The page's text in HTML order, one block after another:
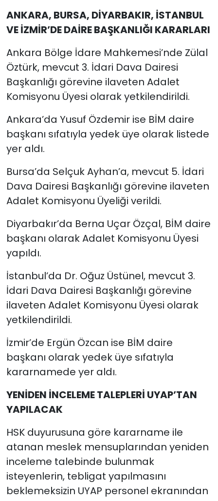
ANKARA, BURSA, DİYARBAKIR, İSTANBUL
VE İZMİR’DE DAİRE BAŞKANLIĞI KARARLARI
Ankara Bölge İdare Mahkemesi’nde Zülal
Öztürk, mevcut 3. İdari Dava Dairesi
Başkanlığı görevine ilaveten Adalet
Komisyonu Üyesi olarak yetkilendirildi.
Ankara’da Yusuf Özdemir ise BİM daire
başkanı sıfatıyla yedek üye olarak listede
yer aldı.
Bursa’da Selçuk Ayhan’a, mevcut 5. İdari
Dava Dairesi Başkanlığı görevine ilaveten
Adalet Komisyonu Üyeliği verildi.
Diyarbakır’da Berna Uçar Özçal, BİM daire
başkanı olarak Adalet Komisyonu Üyesi
yapıldı.
İstanbul’da Dr. Oğuz Üstünel, mevcut 3.
İdari Dava Dairesi Başkanlığı görevine
ilaveten Adalet Komisyonu Üyesi olarak
yetkilendirildi.
İzmir’de Ergün Özcan ise BİM daire
başkanı olarak yedek üye sıfatıyla
kararnamede yer aldı.
YENİDEN İNCELEME TALEPLERİ UYAP’TAN
YAPILACAK
HSK duyurusuna göre kararname ile
atanan meslek mensuplarından yeniden
inceleme talebinde bulunmak
isteyenlerin, tebligat yapılmasını
beklemeksizin UYAP personel ekranından